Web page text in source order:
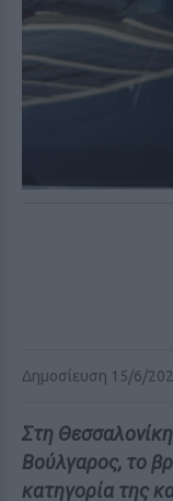
Δημοσίευση 15/6/
Στη
Βούλγαρος, το
κατηγορία της